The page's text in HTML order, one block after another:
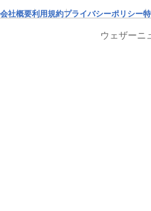
会社概要利用規約プライバシーポリシー
ウェザーニ